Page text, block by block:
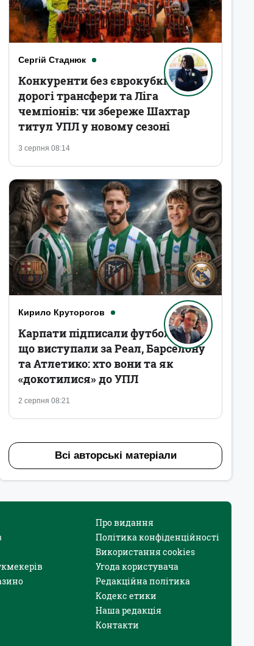
Сергій Стаднюк
3 серпня 08:14
Конкуренти без єврокубків,
дорогі трансфери та Ліга
чемпіонів: чи збереже Шахтар
титул УПЛ у новому сезоні
Кирило Круторогов
2 серпня 08:21
Карпати підписали футболістів,
що виступали за Реал, Барселону
та Атлетико: хто вони та як
«докотилися» до УПЛ
Всі авторські матеріали
Про видання
Політика конфіденційності
Використання cookies
Угода користувача
Редакційна політика
Кодекс етики
Наша редакція
Контакти